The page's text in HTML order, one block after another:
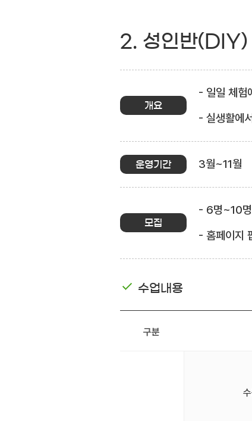
2. 성인반(DIY)
개요
- 일일 체험
- 실생활에
운영기간 3월~11월
모집
- 6명~10
- 홈페이지
수업내용
구분